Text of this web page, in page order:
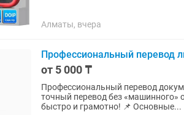
Алматы, вчера
Профессиональный перевод
от 5 000 ₸
Профессиональный перевод документов и
точный перевод без «машинного»
быстро и грамотно! 📌 Основные...